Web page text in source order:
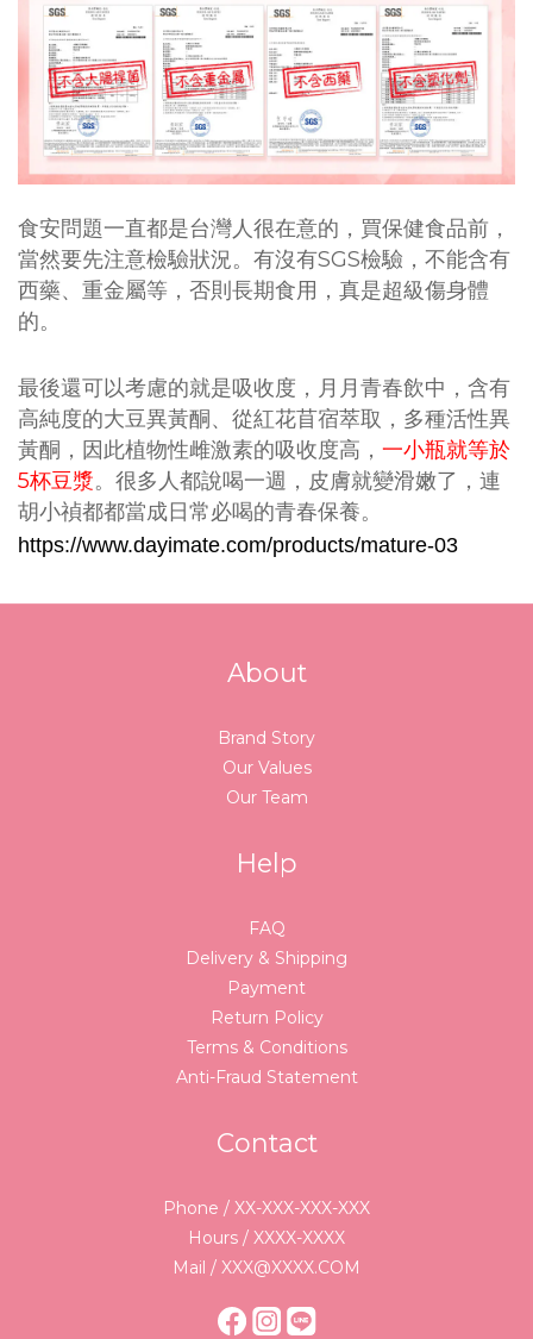
食安問題一直都是台灣人很在意的，買保健食品前，
當然要先注意檢驗狀況。有沒有SGS檢驗，不能含有
西藥、重金屬等，否則長期食用，真是超級傷身體
的。
最後還可以考慮的就是吸收度，月月青春飲中，含有
高純度的大豆異黃酮、從紅花苜宿萃取，多種活性異
黃酮，因此植物性雌激素的吸收度高， 一小瓶就等於
5杯豆漿。很多人都說喝一週，皮膚就變滑嫩了，連
胡小禎都都當成日常必喝的青春保養。
https://www.dayimate.com/products/mature-03
About
Brand Story
Our Values
Our Team
Help
FAQ
Delivery & Shipping
Payment
Return Policy
Terms & Conditions
Anti-Fraud Statement
Contact
Phone / XX-XXX-XXX-XXX
Hours / XXXX-XXXX
Mail / XXX@XXXX.COM